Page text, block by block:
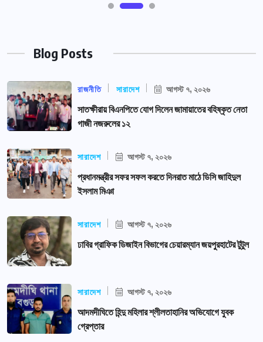
Blog Posts
রাজনীতি সারাদেশ আগস্ট ৭, ২০২৬
সাতক্ষীরায় বিএনপিতে যোগ দিলেন জামায়াতের বহিষ্কৃত নেতা
গাজী নজরুলের ১২
সারাদেশ আগস্ট ৭, ২০২৬
প্রধানমন্ত্রীর সফর সফল করতে দিনরাত মাঠে ডিসি জাহিদুল
ইসলাম মিঞা
সারাদেশ আগস্ট ৭, ২০২৬
ঢাবির গ্রাফিক ডিজাইন বিভাগের চেয়ারম্যান জয়পুরহাটের টুটুল
সারাদেশ আগস্ট ৭, ২০২৬
আদমদীঘিতে হিন্দু মহিলার শ্লীলতাহানির অভিযোগে যুবক
গ্রেপ্তার